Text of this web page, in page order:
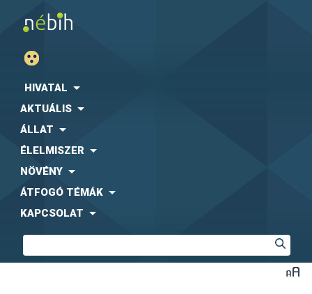
HIVATAL
AKTUÁLIS
ÁLLAT
ÉLELMISZER
NÖVÉNY
ÁTFOGÓ TÉMÁK
KAPCSOLAT